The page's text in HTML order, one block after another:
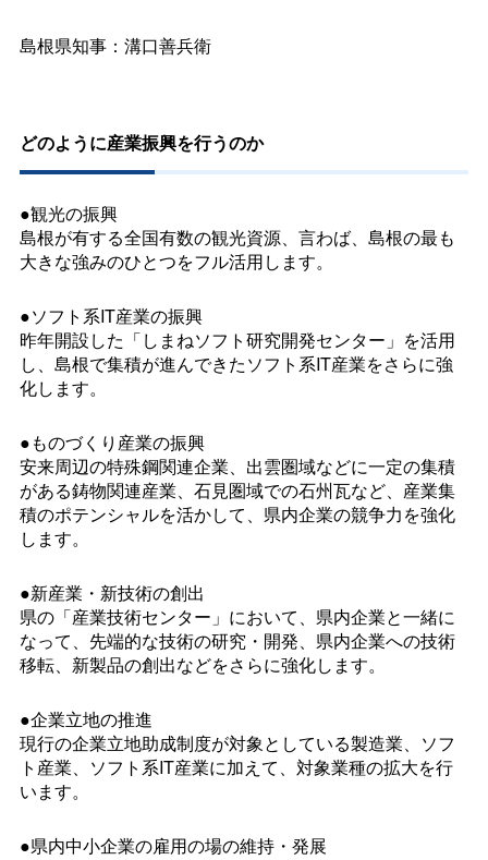
島根県知事：溝口善兵衛
どのように産業振興を行うのか
●観光の振興
島根が有する全国有数の観光資源、言わば、島根の最も
大きな強みのひとつをフル活用します。
●ソフト系IT産業の振興
昨年開設した「しまねソフト研究開発センター」を活用
し、島根で集積が進んできたソフト系IT産業をさらに強
化します。
●ものづくり産業の振興
安来周辺の特殊鋼関連企業、出雲圏域などに一定の集積
がある鋳物関連産業、石見圏域での石州瓦など、産業集
積のポテンシャルを活かして、県内企業の競争力を強化
します。
●新産業・新技術の創出
県の「産業技術センター」において、県内企業と一緒に
なって、先端的な技術の研究・開発、県内企業への技術
移転、新製品の創出などをさらに強化します。
●企業立地の推進
現行の企業立地助成制度が対象としている製造業、ソフ
ト産業、ソフト系IT産業に加えて、対象業種の拡大を行
います。
●県内中小企業の雇用の場の維持・発展